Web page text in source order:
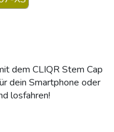
dem CLIQR Stem Cap
dein Smartphone oder
losfahren!